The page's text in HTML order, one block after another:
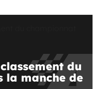
du
la manche de